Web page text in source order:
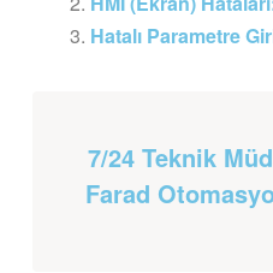
Hatalı Parametre
7/24 Teknik
Farad